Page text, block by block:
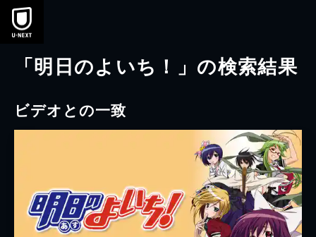
本文へスキップ
「明日のよいち！」の検索結果
ビデオとの一致